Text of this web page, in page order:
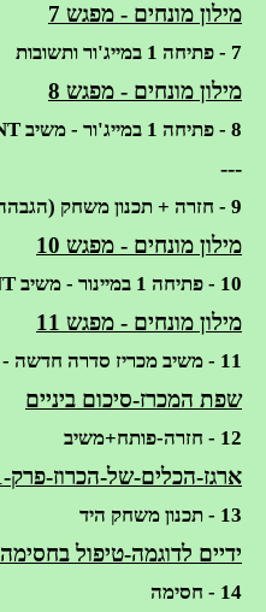
מילון מונחים - מפגש 7
7 - פתיחה 1 במייג'ור ותשובות
מילון מונחים - מפגש 8
8 - פתיחה 1 במייג'ור - משיב NT
---
9 - חזרה + תכנון משחק (הגבהה)
מילון מונחים - מפגש 10
10 - פתיחה 1 במיינור - משיב NT או תומך
מילון מונחים - מפגש 11
11 - משיב מכריז סדרה חדשה - פותח תומך
שפת המכרז-סיכום ביניים
12 - חזרה-פותח+משיב
ארגז-הכלים-של-הכרוז-פרק-1
13 - תכנון משחק היד
ידיים לדוגמה-טיפול בחסימה
14 - חסימה